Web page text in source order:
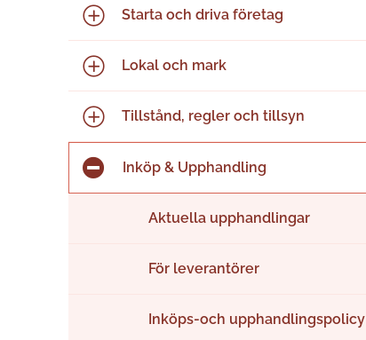
Starta och driva företag
Lokal och mark
Tillstånd, regler och tillsyn
Inköp & Upphandling
Aktuella upphandlingar
För leverantörer
Inköps-och upphandlingspolicy